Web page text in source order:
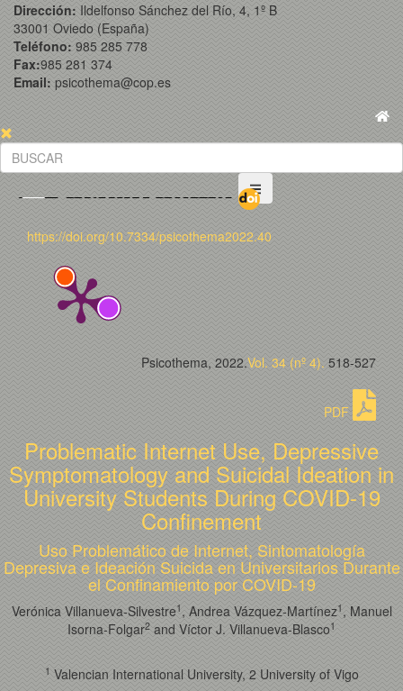
Dirección: Ildelfonso Sánchez del Río, 4, 1º B
33001 Oviedo (España)
Teléfono: 985 285 778
Fax:985 281 374
Email: psicothema@cop.es
https://doi.org/10.7334/psicothema2022.40
Psicothema, 2022.Vol. 34 (nº 4). 518-527
PDF
Problematic Internet Use, Depressive
Symptomatology and Suicidal Ideation in
University Students During COVID-19
Confinement
Uso Problemático de Internet, Sintomatología
Depresiva e Ideación Suicida en Universitarios Durante
el Confinamiento por COVID-19
Verónica Villanueva-Silvestre1 , Andrea Vázquez-Martínez1 , Manuel
Isorna-Folgar2 and Víctor J. Villanueva-Blasco1
1 Valencian International University, 2 University of Vigo